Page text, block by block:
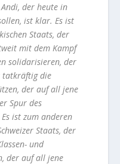
der heute in
ist klar. Es ist
Staats, der
mit dem Kampf
solidarisieren, der
tatkräftig die
der auf all jene
Spur des
ist zum anderen
Staats, der
und
der auf all jene